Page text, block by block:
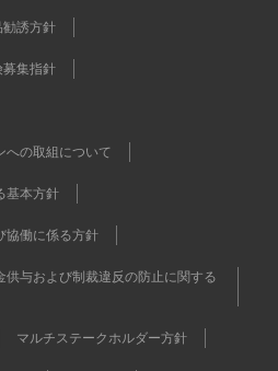
誘方針
募集指針
への取組について
基本方針
協働に係る方針
与および制裁違反の防止に関する
マルチステークホルダー方針